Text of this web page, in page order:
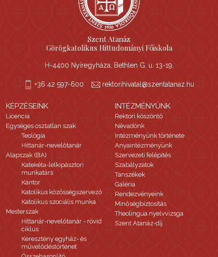
Szent Atanáz
Görögkatolikus Hittudományi Főiskola
H-4400 Nyíregyháza, Bethlen G. u. 13-19.
+36 42 597-600 rektorihivatal@szentatanaz.hu
KÉPZÉSEINK
Licencia
Egységes osztatlan szak
Teológia
Hittanár-nevelőtanár
Alapszak (BA)
Katekéta-lelkipásztori
munkatárs
Kántor
Katolikus közösségszervező
Katolikus szociális munka
Mesterszak
Hittanár-nevelőtanár - rövid
ciklus
Keresztény egyház- és
művelődéstörténet
INTÉZMÉNYÜNK
Rektori köszöntő
Névadónk
Intézményünk története
Anyaintézményünk
Szervezeti felépítés
Szabályzatok
Tanszékek
Galéria
Rendezvényeink
Minőségbiztosítás
Theolingua nyelvvizsga
Szent Atanáz-díj